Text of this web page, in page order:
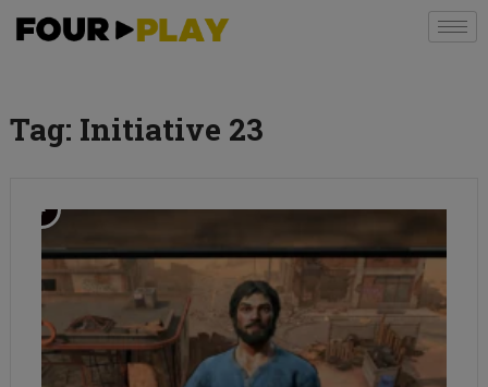
Tag: Initiative 23